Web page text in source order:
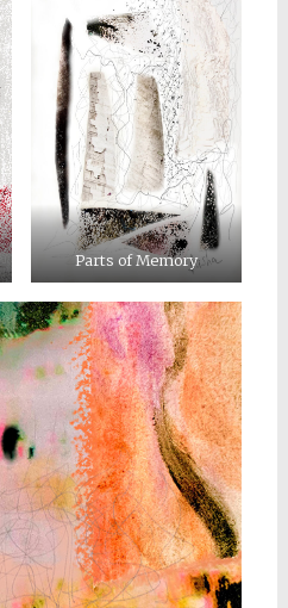
Parts of Memory